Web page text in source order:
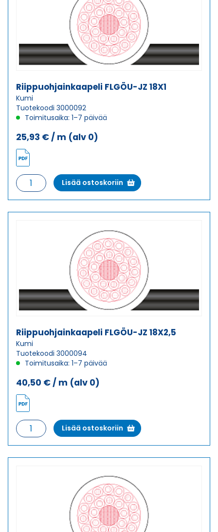
Riippuohjainkaapeli FLGÖU-JZ 18X1
Kumi
Tuotekoodi 3000092
Toimitusaika: 1–7 päivää
25,93 € / m (alv 0)
Riippuohjainkaapeli
FLGÖU-
JZ
Lisää ostoskoriin
Riippuohjainkaapeli FLGÖU-JZ 18X2,5
Kumi
Tuotekoodi 3000094
Toimitusaika: 1–7 päivää
40,50 € / m (alv 0)
Riippuohjainkaapeli
FLGÖU-
JZ
Lisää ostoskoriin